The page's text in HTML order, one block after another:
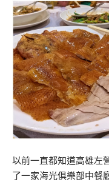
以前一直都知道高雄左
了一家海光俱樂部中餐